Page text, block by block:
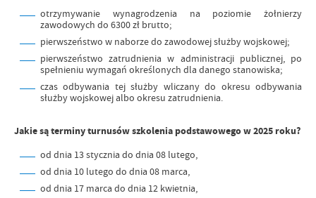
otrzymywanie wynagrodzenia na poziomie żołnierzy
zawodowych do 6300 zł brutto;
pierwszeństwo w naborze do zawodowej służby wojskowej;
pierwszeństwo zatrudnienia w administracji publicznej, po
spełnieniu wymagań określonych dla danego stanowiska;
czas odbywania tej służby wliczany do okresu odbywania
służby wojskowej albo okresu zatrudnienia.
Jakie są terminy turnusów szkolenia podstawowego w 2025 roku?
od dnia 13 stycznia do dnia 08 lutego,
od dnia 10 lutego do dnia 08 marca,
od dnia 17 marca do dnia 12 kwietnia,